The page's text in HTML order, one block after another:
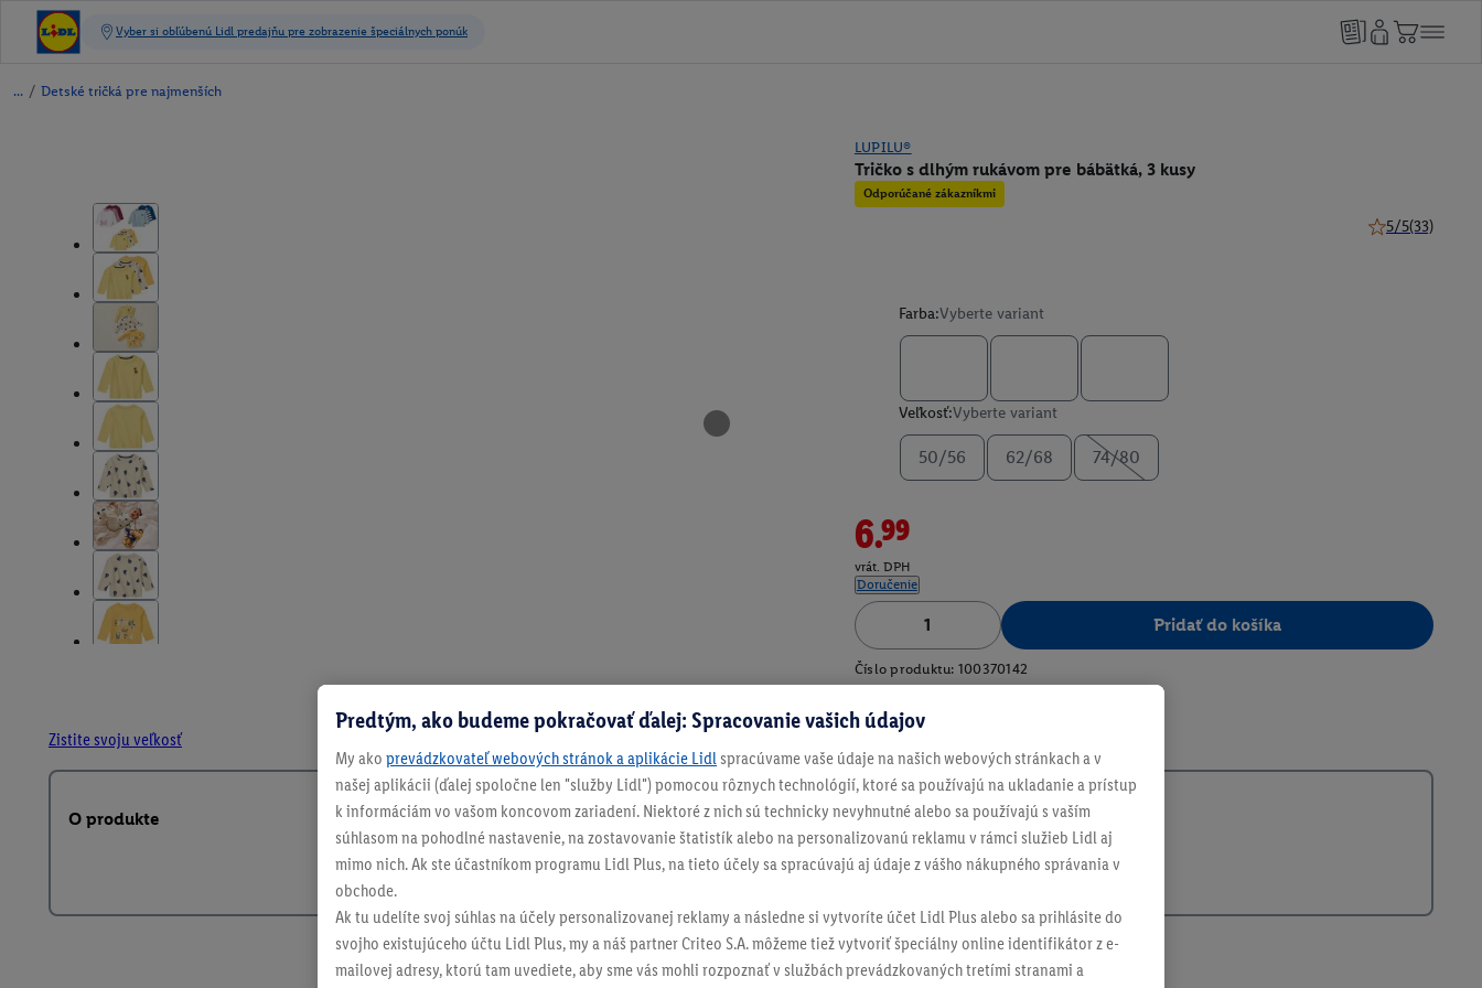
/ Detské tričká pre najmenších
LUPILU®
Tričko s dlhým rukávom pre bábätká, 3 kusy
Odporúčané zákazníkmi
5/5(33)
Farba:Vyberte variant
Veľkosť:Vyberte variant
50/56 62/68 74/80
6.99
vrát. DPH
Doručenie
Pridať do košíka
Číslo produktu: 100370142
Zistite svoju veľkosť
O produkte
Predtým, ako budeme pokračovať ďalej: Spracovanie vašich údajov
My ako prevádzkovateľ webových stránok a aplikácie Lidl spracúvame vaše údaje na našich webových stránkach a v
našej aplikácii (ďalej spoločne len "služby Lidl") pomocou rôznych technológií, ktoré sa používajú na ukladanie a prístup
k informáciám vo vašom koncovom zariadení. Niektoré z nich sú technicky nevyhnutné alebo sa používajú s vaším
súhlasom na pohodlné nastavenie, na zostavovanie štatistík alebo na personalizovanú reklamu v rámci služieb Lidl aj
mimo nich. Ak ste účastníkom programu Lidl Plus, na tieto účely sa spracúvajú aj údaje z vášho nákupného správania v
obchode.
Ak tu udelíte svoj súhlas na účely personalizovanej reklamy a následne si vytvoríte účet Lidl Plus alebo sa prihlásite do
svojho existujúceho účtu Lidl Plus, my a náš partner Criteo S.A. môžeme tiež vytvoriť špeciálny online identifikátor z e-
mailovej adresy, ktorú tam uvediete, aby sme vás mohli rozpoznať v službách prevádzkovaných tretími stranami a